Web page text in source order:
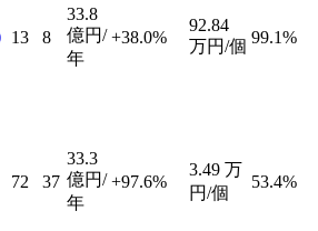
13 8
33.8
億円/
年
+38.0%
92.84
万円/個 99.1%
72 37
33.3
億円/
年
+97.6%
3.49 万
円/個
53.4%